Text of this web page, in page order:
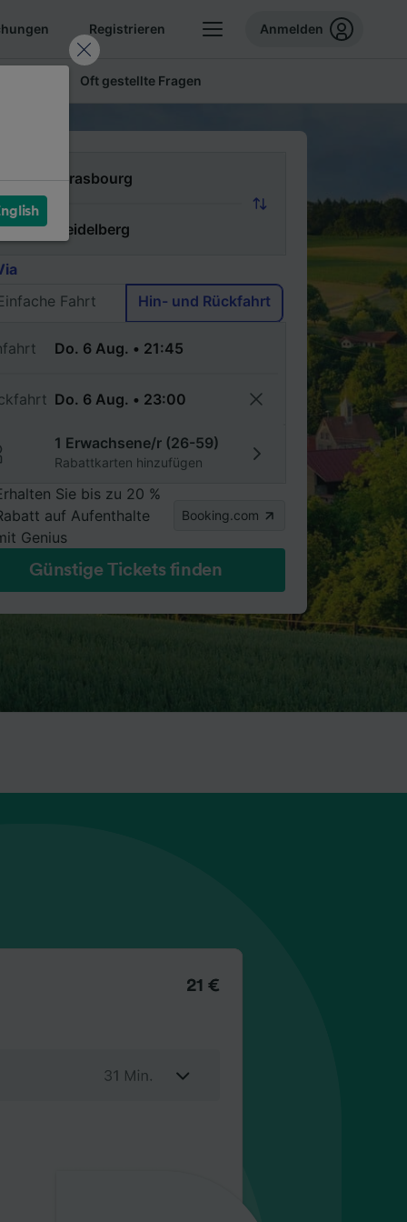
Registrieren Anmelden
Oft gestellte Fragen
Fahrt
Hin- und Rückfahrt
1 Erwachsene/r (26-59)
Rabattkarten hinzufügen
Sie bis zu 20 %
auf Aufenthalte
Genius
Booking.com
Günstige Tickets finden